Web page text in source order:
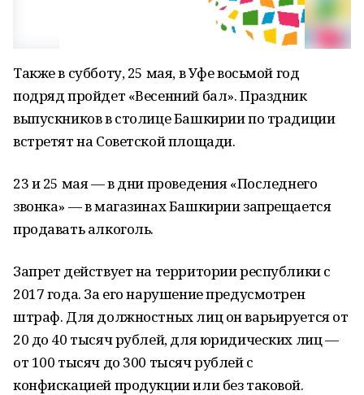
Также в субботу, 25 мая, в Уфе восьмой год
подряд пройдет «Весенний бал». Праздник
выпускников в столице Башкирии по традиции
встретят на Советской площади.
23 и 25 мая — в дни проведения «Последнего
звонка» — в магазинах Башкирии запрещается
продавать алкоголь.
Запрет действует на территории республики с
2017 года. За его нарушение предусмотрен
штраф. Для должностных лиц он варьируется от
20 до 40 тысяч рублей, для юридических лиц —
от 100 тысяч до 300 тысяч рублей с
конфискацией продукции или без таковой.